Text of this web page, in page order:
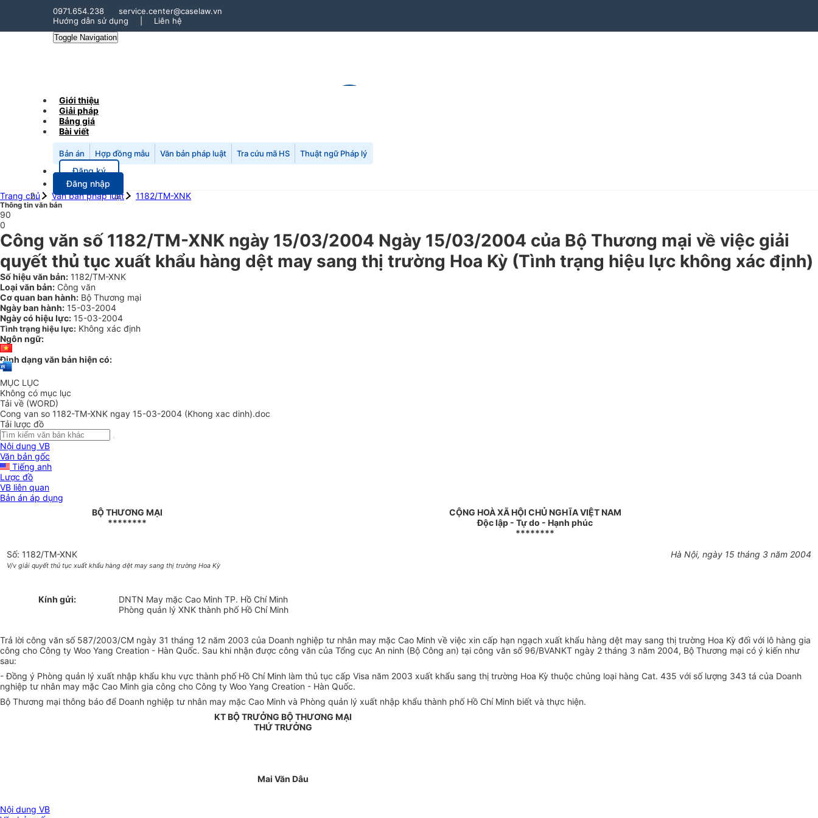
0971.654.238
service.center@caselaw.vn
Hướng dẫn sử dụng
Liên hệ
Toggle Navigation
Giới thiệu
Giải pháp
Bảng giá
Bài viết
Bản án Hợp đồng mẫu Văn bản pháp luật Tra cứu mã HS Thuật ngữ Pháp lý
Đăng ký
Đăng nhập
Trang chủ
Văn bản pháp luật 1182/TM-XNK
Thông tin văn bản
90
0
Công văn số 1182/TM-XNK ngày 15/03/2004 Ngày 15/03/2004 của Bộ Thương mại về việc giải
quyết thủ tục xuất khẩu hàng dệt may sang thị trường Hoa Kỳ (Tình trạng hiệu lực không xác định)
Số hiệu văn bản: 1182/TM-XNK
Loại văn bản: Công văn
Cơ quan ban hành: Bộ Thương mại
Ngày ban hành: 15-03-2004
Ngày có hiệu lực: 15-03-2004
Tình trạng hiệu lực: Không xác định
Ngôn ngữ:
Định dạng văn bản hiện có:
MỤC LỤC
Không có mục lục
Tải về (WORD)
Cong van so 1182-TM-XNK ngay 15-03-2004 (Khong xac dinh).doc
Tải lược đồ
Nội dung VB
Văn bản gốc
Tiếng anh
Lược đồ
VB liên quan
Bản án áp dụng
BỘ THƯƠNG MẠI
********
CỘNG HOÀ XÃ HỘI CHỦ NGHĨA VIỆT NAM
Độc lập - Tự do - Hạnh phúc
********
Số: 1182/TM-XNK
V/v giải quyết thủ tục xuất khẩu hàng dệt may sang thị trường Hoa Kỳ
Hà Nội, ngày 15 tháng 3 năm 2004
Kính gửi:
DNTN May mặc Cao Minh TP. Hồ Chí Minh
Phòng quản lý XNK thành phố Hồ Chí Minh
Trả lời công văn số 587/2003/CM ngày 31 tháng 12 năm 2003 của Doanh nghiệp tư nhân may mặc Cao Minh về việc xin cấp hạn ngạch xuất khẩu hàng dệt may sang thị trường Hoa Kỳ đối với lô hàng gia
công cho Công ty Woo Yang Creation - Hàn Quốc. Sau khi nhận được công văn của Tổng cục An ninh (Bộ Công an) tại công văn số 96/BVANKT ngày 2 tháng 3 năm 2004, Bộ Thương mại có ý kiến như
sau:
- Đồng ý Phòng quản lý xuất nhập khẩu khu vực thành phố Hồ Chí Minh làm thủ tục cấp Visa năm 2003 xuất khẩu sang thị trường Hoa Kỳ thuộc chủng loại hàng Cat. 435 với số lượng 343 tá của Doanh
nghiệp tư nhân may mặc Cao Minh gia công cho Công ty Woo Yang Creation - Hàn Quốc.
Bộ Thương mại thông báo để Doanh nghiệp tư nhân may mặc Cao Minh và Phòng quản lý xuất nhập khẩu thành phố Hồ Chí Minh biết và thực hiện.
KT BỘ TRƯỞNG BỘ THƯƠNG MẠI
THỨ TRƯỞNG
Mai Văn Dâu
Nội dung VB